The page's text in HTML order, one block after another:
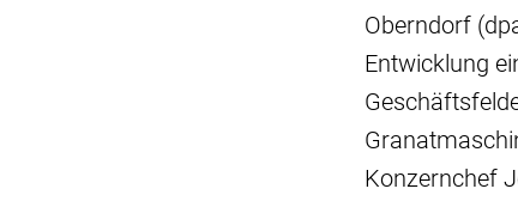
Oberndorf
Entwicklung
Konzernchef